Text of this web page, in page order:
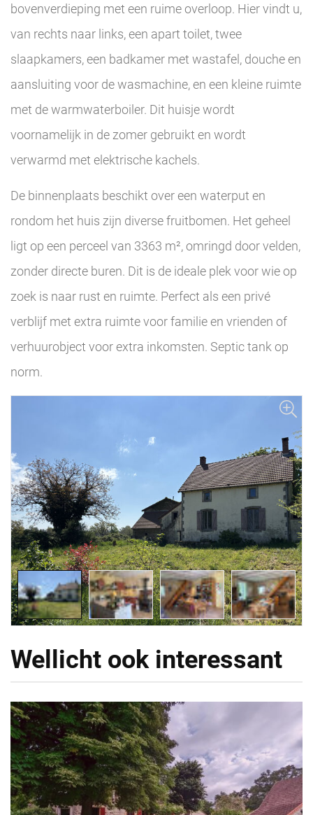
bovenverdieping met een ruime overloop. Hier vindt u,
van rechts naar links, een apart toilet, twee
slaapkamers, een badkamer met wastafel, douche en
aansluiting voor de wasmachine, en een kleine ruimte
met de warmwaterboiler. Dit huisje wordt
voornamelijk in de zomer gebruikt en wordt
verwarmd met elektrische kachels.
De binnenplaats beschikt over een waterput en
rondom het huis zijn diverse fruitbomen. Het geheel
ligt op een perceel van 3363 m², omringd door velden,
zonder directe buren. Dit is de ideale plek voor wie op
zoek is naar rust en ruimte. Perfect als een privé
verblijf met extra ruimte voor familie en vrienden of
verhuurobject voor extra inkomsten. Septic tank op
norm.
Wellicht ook interessant